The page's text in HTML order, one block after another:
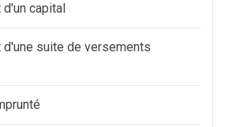
d'un capital
d'une suite de versements